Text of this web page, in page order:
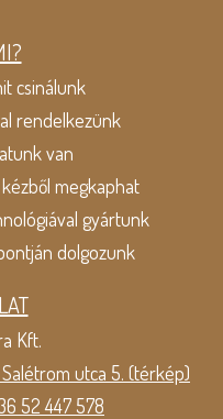
csinálunk
rendelkezünk
van
megkaphat
gyártunk
dolgozunk
Kft.
utca 5. (térkép)
52 447 578